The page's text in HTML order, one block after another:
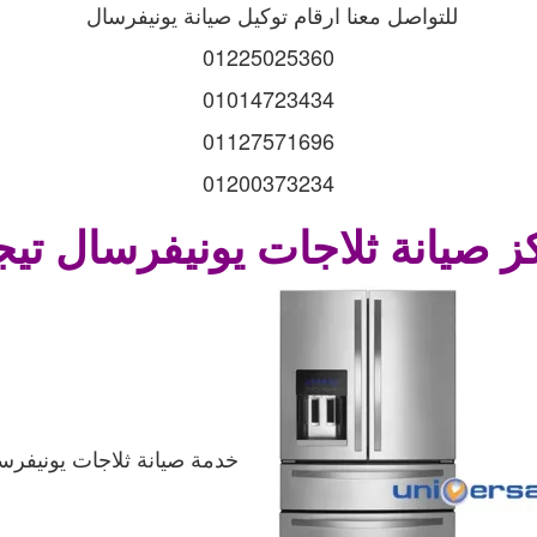
للتواصل معنا ارقام توكيل صيانة يونيفرسال
01225025360
01014723434
01127571696
01200373234
صيانة ثلاجات يونيفرسال
خدمة صيانة ثلاجات